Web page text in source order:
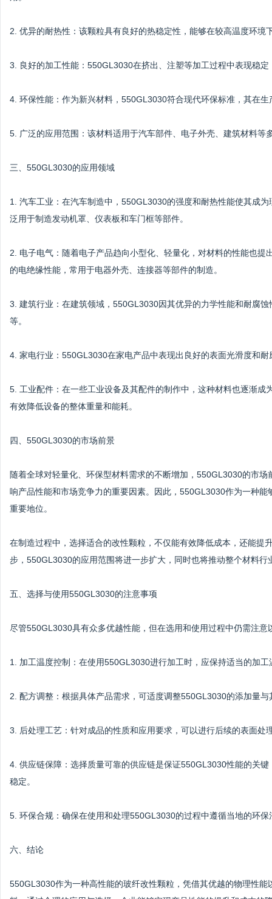
2. 优异的耐热性：该颗粒具有良好的热稳定性，能够在较高温度环境
3. 良好的加工性能：550GL3030在挤出、注塑等加工过程中表现稳
4. 环保性能：作为新兴材料，550GL3030符合现代环保标准，其在
5. 广泛的应用范围：该材料适用于汽车部件、电子外壳、建筑材料等
三、550GL3030的应用领域
1. 汽车工业：在汽车制造中，550GL3030的强度和耐热性能使其成
泛用于制造发动机罩、仪表板和车门框等部件。
2. 电子电气：随着电子产品趋向小型化、轻量化，对材料的性能也
的电绝缘性能，常用于电器外壳、连接器等部件的制造。
3. 建筑行业：在建筑领域，550GL3030因其优异的力学性能和耐腐
等。
4. 家电行业：550GL3030在家电产品中表现出良好的表面光滑度和
5. 工业配件：在一些工业设备及其配件的制作中，这种材料也逐渐
有效降低设备的整体重量和能耗。
四、550GL3030的市场前景
随着全球对轻量化、环保型材料需求的不断增加，550GL3030的市
响产品性能和市场竞争力的重要因素。因此，550GL3030作为一种
重要地位。
在制造过程中，选择适合的改性颗粒，不仅能有效降低成本，还能提
步，550GL3030的应用范围将进一步扩大，同时也将推动整个材料行
五、选择与使用550GL3030的注意事项
尽管550GL3030具有众多优越性能，但在选用和使用过程中仍需注意
1. 加工温度控制：在使用550GL3030进行加工时，应保持适当的加
2. 配方调整：根据具体产品需求，可适度调整550GL3030的添加量
3. 后处理工艺：针对成品的性质和应用要求，可以进行后续的表面处
4. 供应链保障：选择质量可靠的供应链是保证550GL3030性能的关
稳定。
5. 环保合规：确保在使用和处理550GL3030的过程中遵循当地的环
六、结论
550GL3030作为一种高性能的玻纤改性颗粒，凭借其优越的物理性